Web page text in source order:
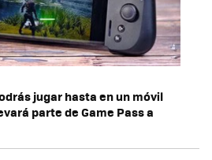
jugar hasta en un móvil
parte de Game Pass a